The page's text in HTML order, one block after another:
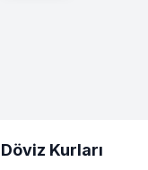
Döviz Kurları